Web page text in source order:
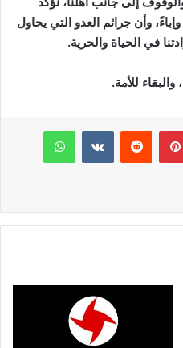
وأن جرائم العدو التي يحاول
في الحياة والحرية.
للأمة.
بينتيريست واتساب